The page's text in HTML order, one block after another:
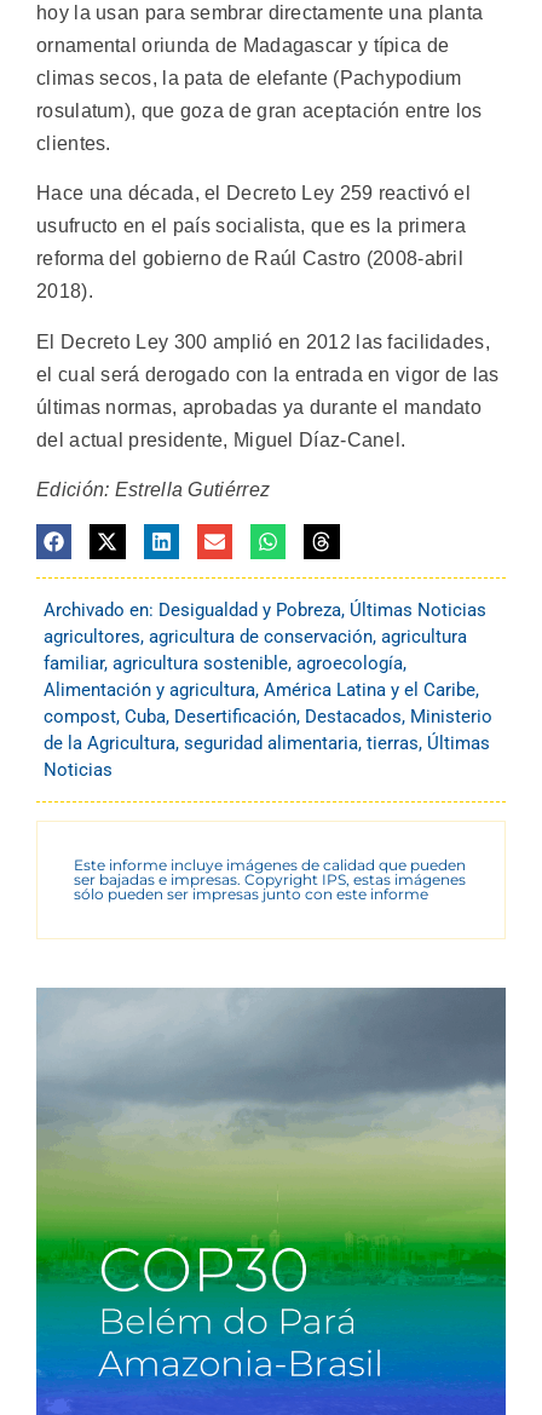
hoy la usan para sembrar directamente una planta
ornamental oriunda de Madagascar y típica de
climas secos, la pata de elefante (Pachypodium
rosulatum), que goza de gran aceptación entre los
clientes.
Hace una década, el Decreto Ley 259 reactivó el
usufructo en el país socialista, que es la primera
reforma del gobierno de Raúl Castro (2008-abril
2018).
El Decreto Ley 300 amplió en 2012 las facilidades,
el cual será derogado con la entrada en vigor de las
últimas normas, aprobadas ya durante el mandato
del actual presidente, Miguel Díaz-Canel.
Edición: Estrella Gutiérrez
Archivado en: Desigualdad y Pobreza, Últimas Noticias
agricultores, agricultura de conservación, agricultura
familiar, agricultura sostenible, agroecología,
Alimentación y agricultura, América Latina y el Caribe,
compost, Cuba, Desertificación, Destacados, Ministerio
de la Agricultura, seguridad alimentaria, tierras, Últimas
Noticias
Este informe incluye imágenes de calidad que pueden
ser bajadas e impresas. Copyright IPS, estas imágenes
sólo pueden ser impresas junto con este informe